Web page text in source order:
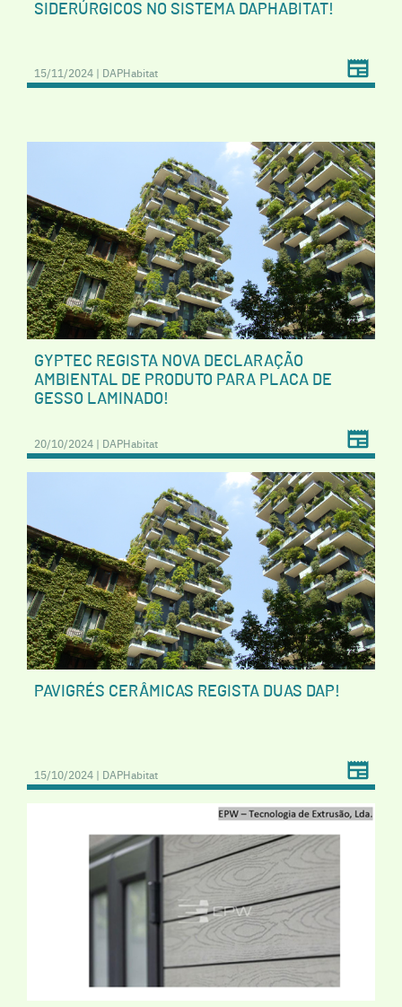
SIDERÚRGICOS NO SISTEMA DAPHABITAT!
15/11/2024 | DAPHabitat
GYPTEC REGISTA NOVA DECLARAÇÃO
AMBIENTAL DE PRODUTO PARA PLACA DE
GESSO LAMINADO!
20/10/2024 | DAPHabitat
PAVIGRÉS CERÂMICAS REGISTA DUAS DAP!
15/10/2024 | DAPHabitat